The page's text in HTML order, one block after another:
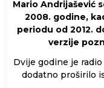
Mario Andrijašević
2008. godine,
periodu od 2012.
verzije
Dvije godine je
dodatno proširilo